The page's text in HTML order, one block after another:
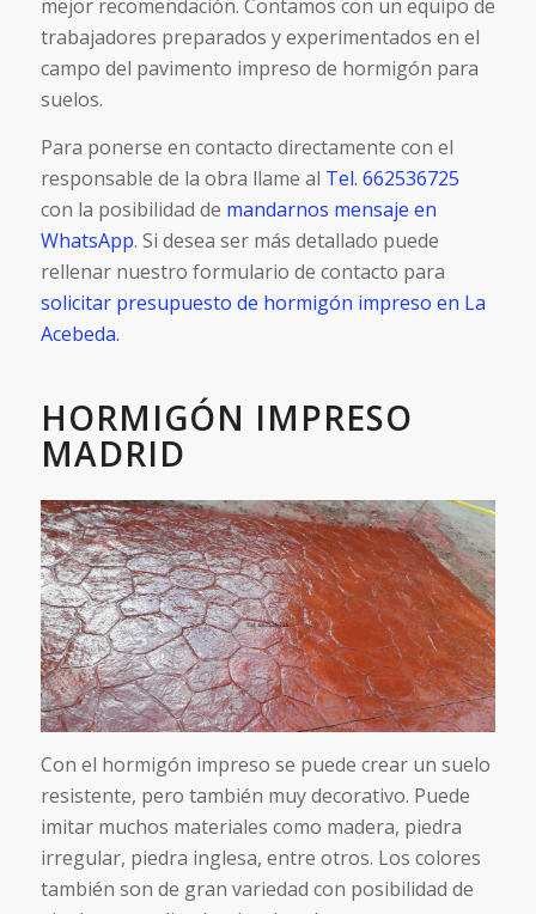
mejor recomendación. Contamos con un equipo de
trabajadores preparados y experimentados en el
campo del pavimento impreso de hormigón para
suelos.
Para ponerse en contacto directamente con el
responsable de la obra llame al Tel. 662536725
con la posibilidad de mandarnos mensaje en
WhatsApp. Si desea ser más detallado puede
rellenar nuestro formulario de contacto para
solicitar presupuesto de hormigón impreso en La
Acebeda.
HORMIGÓN IMPRESO
MADRID
Con el hormigón impreso se puede crear un suelo
resistente, pero también muy decorativo. Puede
imitar muchos materiales como madera, piedra
irregular, piedra inglesa, entre otros. Los colores
también son de gran variedad con posibilidad de